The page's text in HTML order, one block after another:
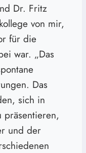
Dr. Fritz
von mir,
für die
war. „Das
Das
sich in
präsentieren,
und der